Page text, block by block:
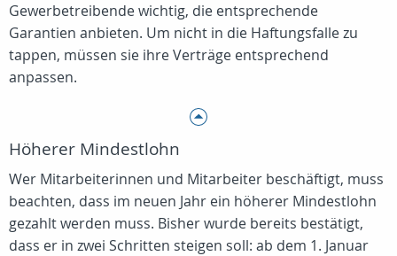
Gewerbetreibende wichtig, die entsprechende
Garantien anbieten. Um nicht in die Haftungsfalle zu
tappen, müssen sie ihre Verträge entsprechend
anpassen.
Höherer Mindestlohn
Wer Mitarbeiterinnen und Mitarbeiter beschäftigt, muss
beachten, dass im neuen Jahr ein höherer Mindestlohn
gezahlt werden muss. Bisher wurde bereits bestätigt,
dass er in zwei Schritten steigen soll: ab dem 1. Januar